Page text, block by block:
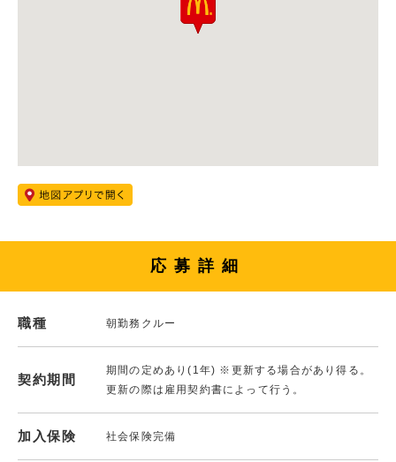
応募詳細
職種 朝勤務クルー
契約期間
期間の定めあり(1年) ※更新する場合があり得る。
更新の際は雇用契約書によって行う。
加入保険 社会保険完備